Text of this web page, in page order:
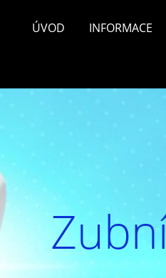
ÚVOD INFORMACE